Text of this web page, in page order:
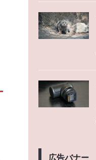
広告バナー